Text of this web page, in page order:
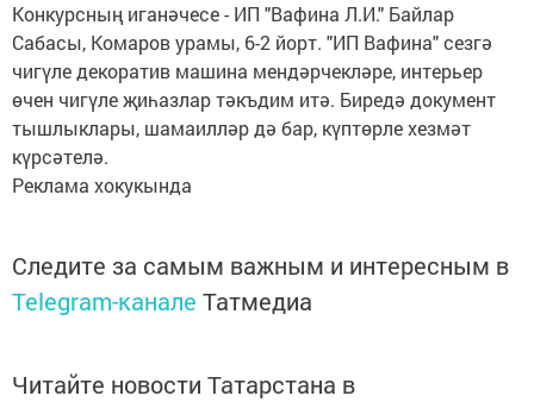
Конкурсның иганәчесе - ИП "Вафина Л.И." Байлар
Сабасы, Комаров урамы, 6-2 йорт. "ИП Вафина" сезгә
чигүле декоратив машина мендәрчекләре, интерьер
өчен чигүле җиһазлар тәкъдим итә. Биредә документ
тышлыклары, шамаилләр дә бар, күптөрле хезмәт
күрсәтелә.
Реклама хокукында
Следите за самым важным и интересным в
Telegram-канале Татмедиа
Читайте новости Татарстана в